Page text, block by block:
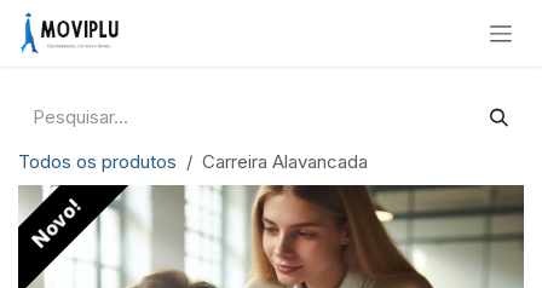
Pular para o conteúdo
Todos os produtos Carreira Alavancada
Novo!